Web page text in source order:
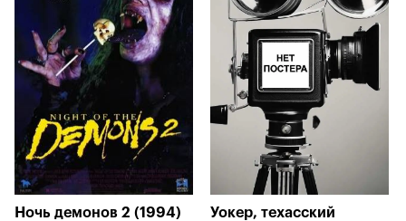
Ночь демонов 2 (1994)
Уокер, техасский